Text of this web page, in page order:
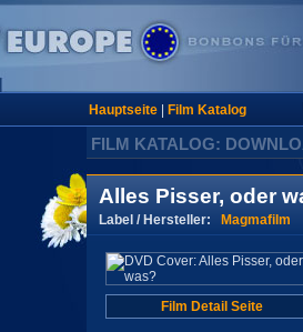
Hauptseite| Film Katalog
FILM KATALOG:
Alles Pisser, oder
Label / Hersteller: Magmafilm
Film Detail Seite